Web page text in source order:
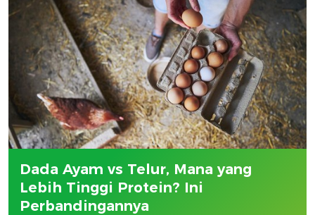
Dada Ayam vs Telur, Mana yang
Lebih Tinggi Protein? Ini
Perbandingannya